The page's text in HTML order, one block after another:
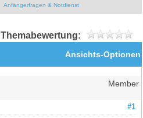
Anfängerfragen & Notdienst
Themabewertung:
Ansichts-Optionen
Member
#1